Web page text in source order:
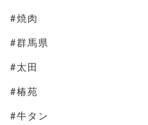
#焼肉
#群馬県
#太田
#椿苑
#牛タン